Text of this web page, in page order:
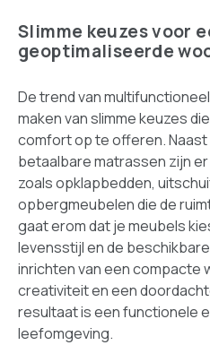
Slimme keuzes voor
geoptimaliseerde
De trend van
maken van slimme keuzes
comfort op te offeren. Naast
betaalbare matrassen zijn
zoals opklapbedden,
opbergmeubelen die de
gaat erom dat je meubels
levensstijl en de
inrichten van een compacte
creativiteit en een
resultaat is een functionele
leefomgeving.